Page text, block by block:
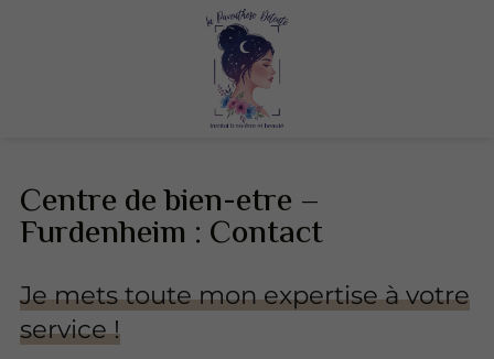
Centre de bien-etre –
Furdenheim : Contact
Je mets toute mon expertise à votre
service !